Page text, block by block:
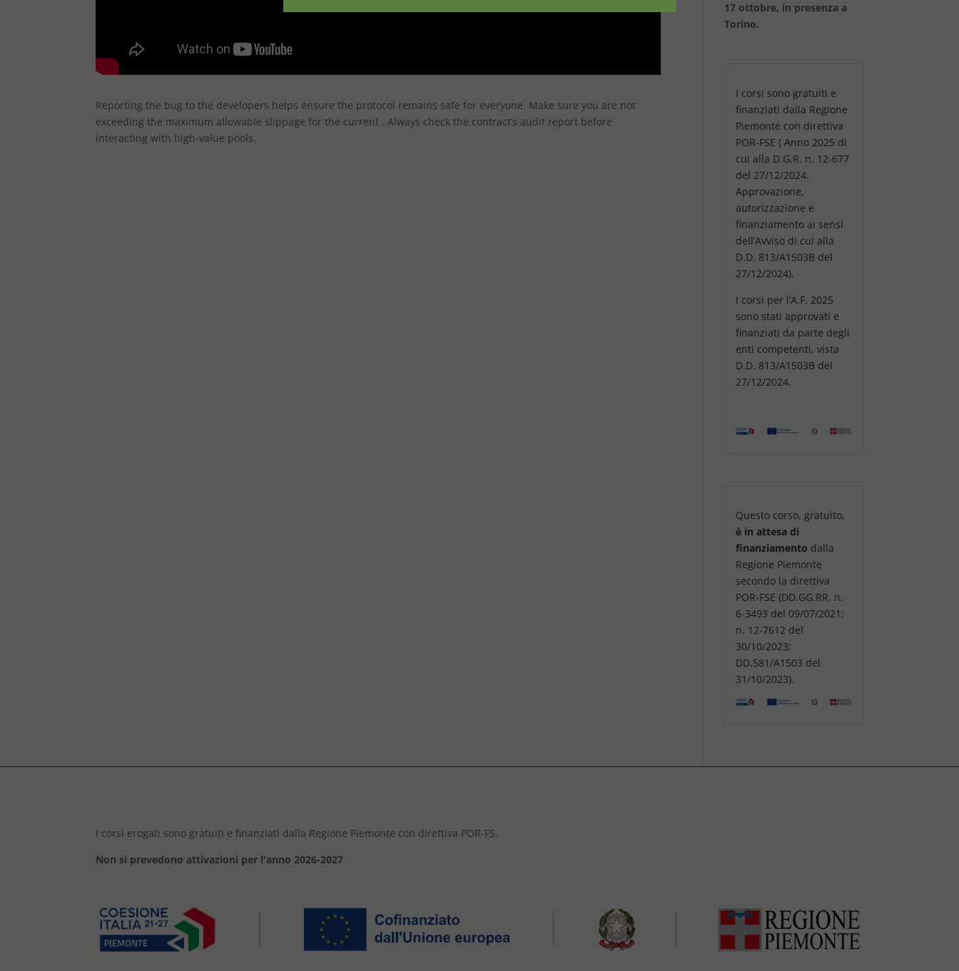
Reporting the bug to the developers helps ensure the protocol remains safe for everyone. Make sure you are not
exceeding the maximum allowable slippage for the current . Always check the contract’s audit report before
interacting with high-value pools.
17 ottobre, in presenza a
Torino.
I corsi sono gratuiti e
finanziati dalla Regione
Piemonte con direttiva
POR-FSE ( Anno 2025 di
cui alla D.G.R. n. 12-677
del 27/12/2024.
Approvazione,
autorizzazione e
finanziamento ai sensi
dell’Avviso di cui alla
D.D. 813/A1503B del
27/12/2024).
I corsi per l’A.F. 2025
sono stati approvati e
finanziati da parte degli
enti competenti, vista
D.D. 813/A1503B del
27/12/2024.
Questo corso, gratuito,
è in attesa di
finanziamento dalla
Regione Piemonte
secondo la direttiva
POR-FSE (DD.GG.RR. n.
6-3493 del 09/07/2021;
n. 12-7612 del
30/10/2023;
DD.581/A1503 del
31/10/2023).
I corsi erogati sono gratuiti e finanziati dalla Regione Piemonte con direttiva POR-FS.
Non si prevedono attivazioni per l'anno 2026-2027